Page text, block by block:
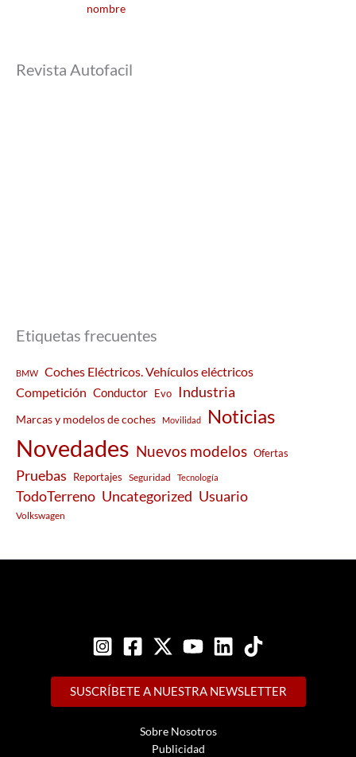
nombre
Revista Autofacil
Etiquetas frecuentes
BMW
Coches Eléctricos. Vehículos eléctricos
Competición Conductor Evo Industria
Marcas y modelos de coches Movilidad Noticias
Novedades Nuevos modelos Ofertas
Pruebas Reportajes Seguridad Tecnología
TodoTerreno Uncategorized Usuario
Volkswagen
SUSCRÍBETE A NUESTRA NEWSLETTER
Sobre Nosotros
Publicidad